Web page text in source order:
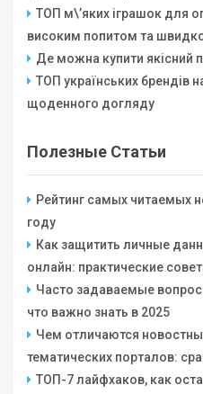
ТОП м\’яких іграшок для
високим попитом та
Де можна купити якісний
ТОП українських брендів
щоденного догляду
Полезные Статьи
Рейтинг самых читаемых
году
Как защитить личные
онлайн: практические
Часто задаваемые
что важно знать в 2025
Чем отличаются
тематических порталов:
ТОП-7 лайфхаков, как